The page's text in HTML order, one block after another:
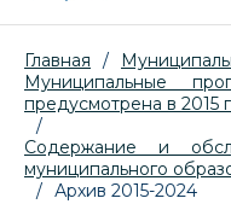
Главная /
Муниципальные
предусмотрена в
/
Содержание и
муниципального
/ Архив 2015-2024